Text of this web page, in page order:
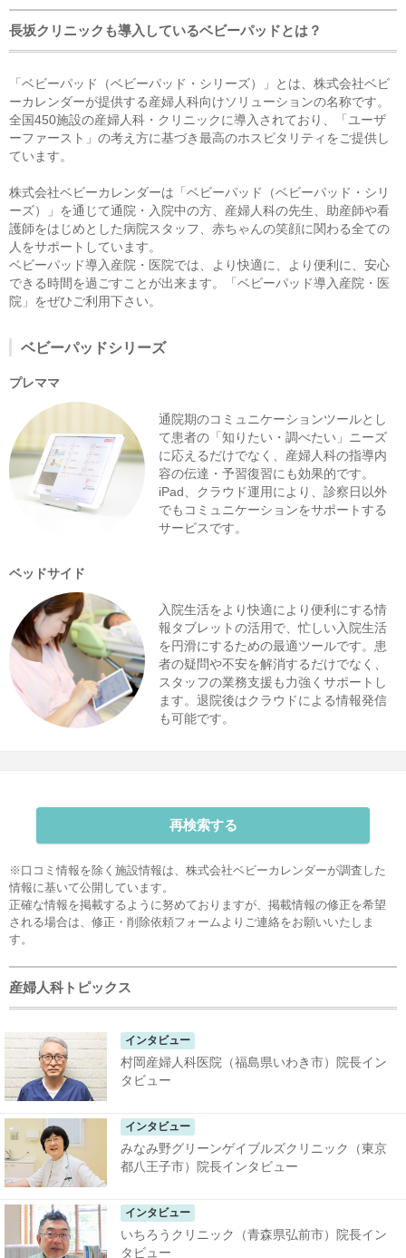
長坂クリニックも導入しているベビーパッドとは？
「ベビーパッド（ベビーパッド・シリーズ）」とは、株式会社ベビ
ーカレンダーが提供する産婦人科向けソリューションの名称です。
全国450施設の産婦人科・クリニックに導入されており、「ユーザ
ーファースト」の考え方に基づき最高のホスピタリティをご提供し
ています。
株式会社ベビーカレンダーは「ベビーパッド（ベビーパッド・シリ
ーズ）」を通じて通院・入院中の方、産婦人科の先生、助産師や看
護師をはじめとした病院スタッフ、赤ちゃんの笑顔に関わる全ての
人をサポートしています。
ベビーパッド導入産院・医院では、より快適に、より便利に、安心
できる時間を過ごすことが出来ます。「ベビーパッド導入産院・医
院」をぜひご利用下さい。
ベビーパッドシリーズ
プレママ
通院期のコミュニケーションツールとし
て患者の「知りたい・調べたい」ニーズ
に応えるだけでなく、産婦人科の指導内
容の伝達・予習復習にも効果的です。
iPad、クラウド運用により、診察日以外
でもコミュニケーションをサポートする
サービスです。
ベッドサイド
入院生活をより快適により便利にする情
報タブレットの活用で、忙しい入院生活
を円滑にするための最適ツールです。患
者の疑問や不安を解消するだけでなく、
スタッフの業務支援も力強くサポートし
ます。退院後はクラウドによる情報発信
も可能です。
再検索する
※口コミ情報を除く施設情報は、株式会社ベビーカレンダーが調査した
情報に基いて公開しています。
正確な情報を掲載するように努めておりますが、掲載情報の修正を希望
される場合は、 修正・削除依頼フォームよりご連絡をお願いいたしま
す。
産婦人科トピックス
インタビュー
村岡産婦人科医院（福島県いわき市）院長イン
タビュー
インタビュー
みなみ野グリーンゲイブルズクリニック（東京
都八王子市）院長インタビュー
インタビュー
いちろうクリニック（青森県弘前市）院長イン
タビュー